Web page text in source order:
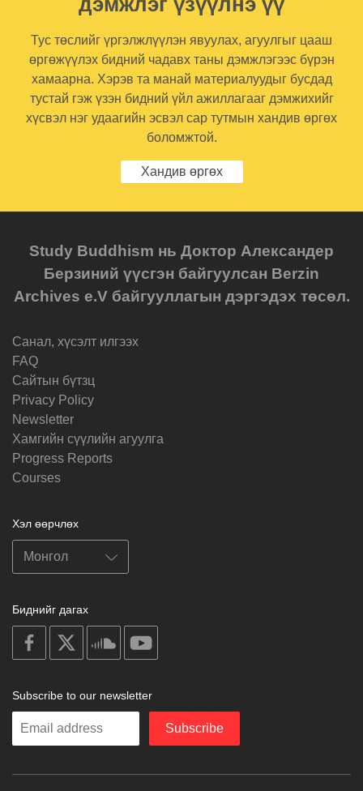
Тус төслийг үргэлжлүүлэн явуулах, агуулгыг цааш
өргөжүүлэх бидний чадавх таны дэмжлэгээс бүрэн
хамаарна. Хэрэв та манай материалуудыг бусдад
тустай гэж үзэн бидний үйл ажиллагааг дэмжихийг
хүсвэл нэг удаагийн эсвэл сар тутмын хандив өргөх
боломжтой.
Хандив өргөх
Study Buddhism нь Доктор Александер
Берзиний үүсгэн байгуулсан Berzin
Archives e.V байгууллагын дэргэдэх төсөл.
Санал, хүсэлт илгээх
FAQ
Cайтын бүтзц
Privacy Policy
Newsletter
Хамгийн сүүлийн агуулга
Progress Reports
Courses
Хэл өөрчлөх
Биднийг дагах
on
facebook
soundcloud
Subscribe to our newsletter
Enter
Subscribe